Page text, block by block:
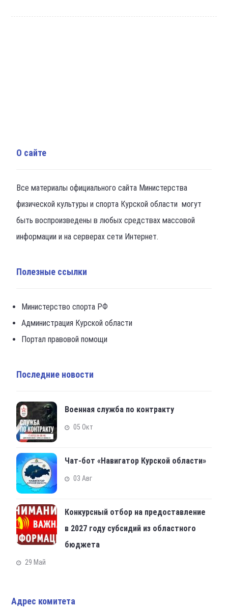
О сайте
Все материалы официального сайта Министерства
физической культуры и спорта Курской области могут
быть воспроизведены в любых средствах массовой
информации и на серверах сети Интернет.
Полезные ссылки
Министерство спорта РФ
Администрация Курской области
Портал правовой помощи
Последние новости
Военная служба по контракту
05 Окт
Чат-бот «Навигатор Курской области»
03 Авг
Конкурсный отбор на предоставление
в 2027 году субсидий из областного
бюджета
29 Май
Адрес комитета